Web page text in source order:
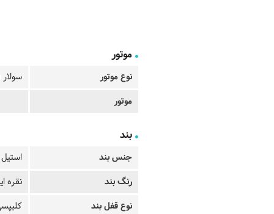
موتور
نوع موتور
موتور
بند
جنس بند
استیل
رنگ بند
نقره
نوع قفل بند